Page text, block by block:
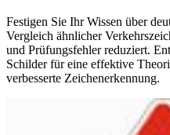
Festigen Sie Ihr Wissen über
Vergleich ähnlicher
und Prüfungsfehler reduziert.
Schilder für eine effektive
verbesserte Zeichenerkennung.